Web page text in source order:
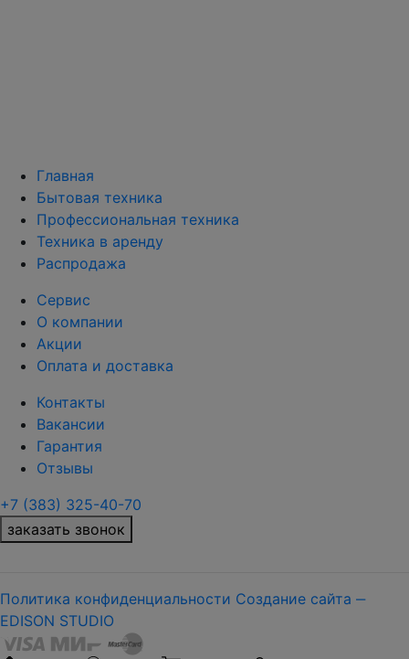
Главная
Бытовая техника
Профессиональная техника
Техника в аренду
Распродажа
Сервис
О компании
Акции
Оплата и доставка
Контакты
Вакансии
Гарантия
Отзывы
+7 (383) 325-40-70
заказать звонок
Политика конфиденциальности Создание сайта ‒
EDISON STUDIO